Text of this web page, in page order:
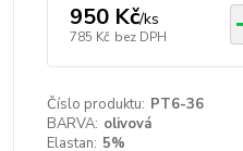
950 Kč/ks
785 Kč bez DPH
Číslo produktu: PT6-36
BARVA: olivová
Elastan: 5%